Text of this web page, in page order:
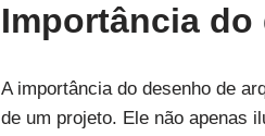
Importância
A importância do desenho de
de um projeto. Ele não apenas